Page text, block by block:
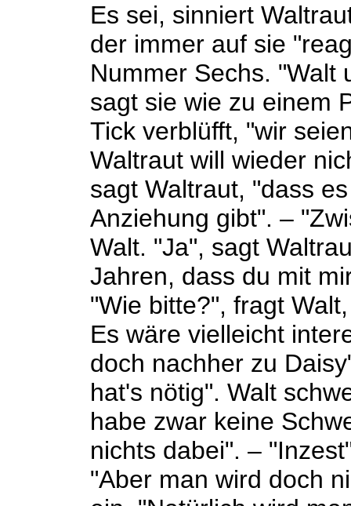
Es sei, sinniert
der immer auf sie
Nummer Sechs. "Walt
sagt sie wie zu einem
Tick verblüfft, "wir
Waltraut will wieder
sagt Waltraut, "dass
Anziehung gibt". –
Walt. "Ja", sagt
Jahren, dass du mit
"Wie bitte?", fragt
Es wäre vielleicht
doch nachher zu
hat's nötig". Walt
habe zwar keine
nichts dabei". –
"Aber man wird doch